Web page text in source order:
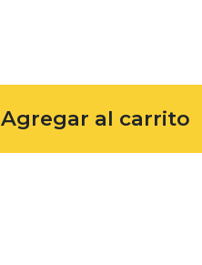
Agregar al carrito